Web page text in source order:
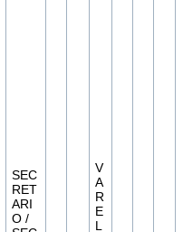
SEC
RET
ARI
O /
V
A
R
E
L